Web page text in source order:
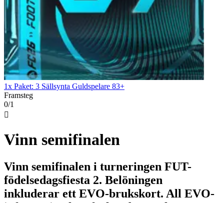
1x Paket: 3 Sällsynta Guldspelare 83+
Framsteg
0/1

Vinn semifinalen
Vinn semifinalen i turneringen FUT-
födelsedagsfiesta 2. Belöningen
inkluderar ett EVO-brukskort. All EVO-